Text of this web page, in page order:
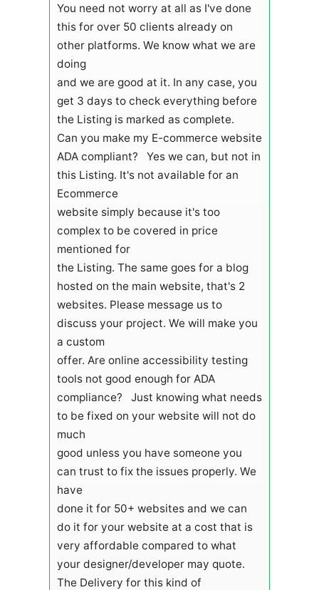
You need not worry at all as I've done
this for over 50 clients already on
other platforms. We know what we are
doing
and we are good at it. In any case, you
get 3 days to check everything before
the Listing is marked as complete.
Can you make my E-commerce website
ADA compliant? Yes we can, but not in
this Listing. It's not available for an
Ecommerce
website simply because it's too
complex to be covered in price
mentioned for
the Listing. The same goes for a blog
hosted on the main website, that's 2
websites. Please message us to
discuss your project. We will make you
a custom
offer. Are online accessibility testing
tools not good enough for ADA
compliance? Just knowing what needs
to be fixed on your website will not do
much
good unless you have someone you
can trust to fix the issues properly. We
have
done it for 50+ websites and we can
do it for your website at a cost that is
very affordable compared to what
your designer/developer may quote.
The Delivery for this kind of